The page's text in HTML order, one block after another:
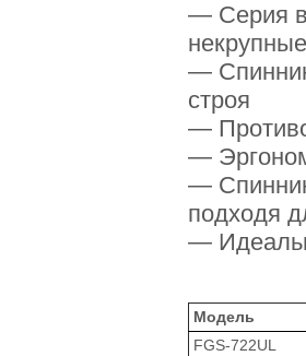
— Серия
—
строя
—
—
—
подходя
—
Модель
FGS-722UL